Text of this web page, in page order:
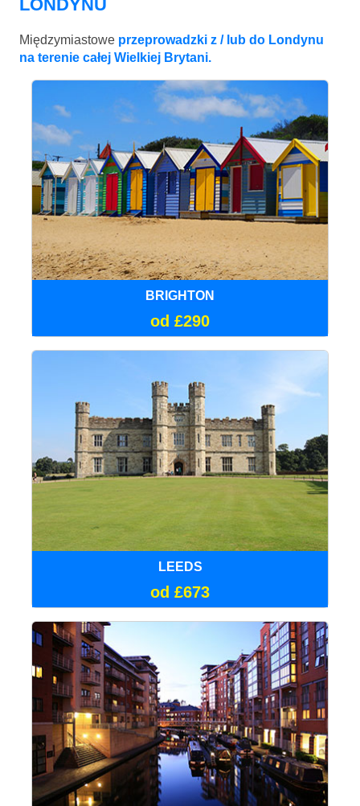
LONDYNU
Międzymiastowe przeprowadzki z / lub do Londynu
na terenie całej Wielkiej Brytani.
BRIGHTON
od £290
LEEDS
od £673